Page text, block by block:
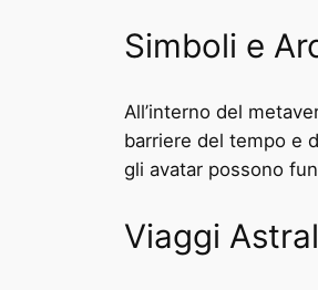
Simboli e
All’interno del
barriere del tempo e
gli avatar possono
Viaggi